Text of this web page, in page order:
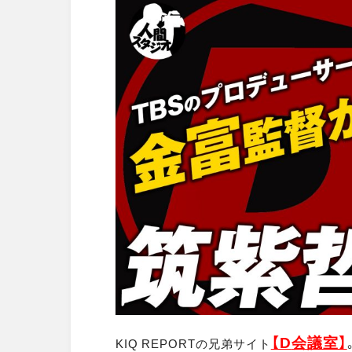
KIQ REPORTの兄弟サイト 【D会議室】